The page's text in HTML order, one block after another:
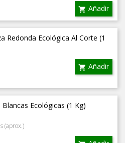
 Añadir
Redonda Ecológica Al Corte (1
 Añadir
Blancas Ecológicas (1 Kg)
(aprox.)